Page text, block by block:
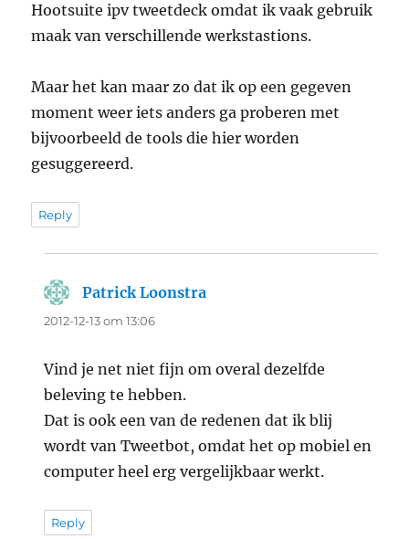
Hootsuite ipv tweetdeck omdat ik vaak gebruik
maak van verschillende werkstastions.
Maar het kan maar zo dat ik op een gegeven
moment weer iets anders ga proberen met
bijvoorbeeld de tools die hier worden
gesuggereerd.
Reply
Patrick Loonstra
2012-12-13 om 13:06
Vind je net niet fijn om overal dezelfde
beleving te hebben.
Dat is ook een van de redenen dat ik blij
wordt van Tweetbot, omdat het op mobiel en
computer heel erg vergelijkbaar werkt.
Reply